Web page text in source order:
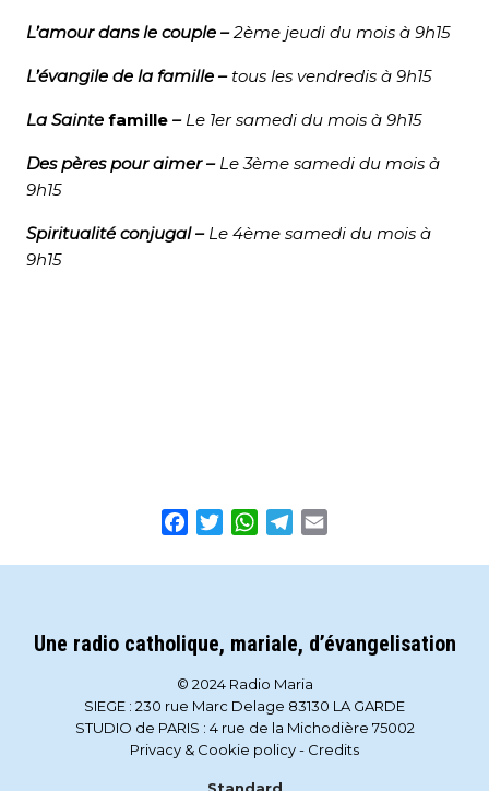
L’amour dans le couple –2ème jeudi du mois à 9h15
L’évangile de la famille – tous les vendredis à 9h15
La Sainte famille – Le 1er samedi du mois à 9h15
Des pères pour aimer – Le 3ème samedi du mois à
9h15
Spiritualité conjugal – Le 4ème samedi du mois à
9h15
Facebook
TwitterWhatsApp
Telegram
Une radio catholique, mariale, d’évangelisation
© 2024 Radio Maria
SIEGE : 230 rue Marc Delage 83130 LA GARDE
STUDIO de PARIS : 4 rue de la Michodière 75002
Privacy & Cookie policy- Credits